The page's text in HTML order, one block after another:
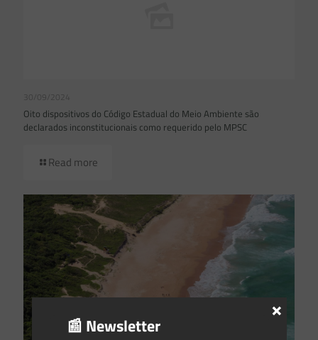
30/09/2024
Oito dispositivos do Código Estadual do Meio Ambiente são
declarados inconstitucionais como requerido pelo MPSC
Read more
📰 Newsletter
×